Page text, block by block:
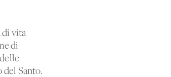
di vita
di
Santo.